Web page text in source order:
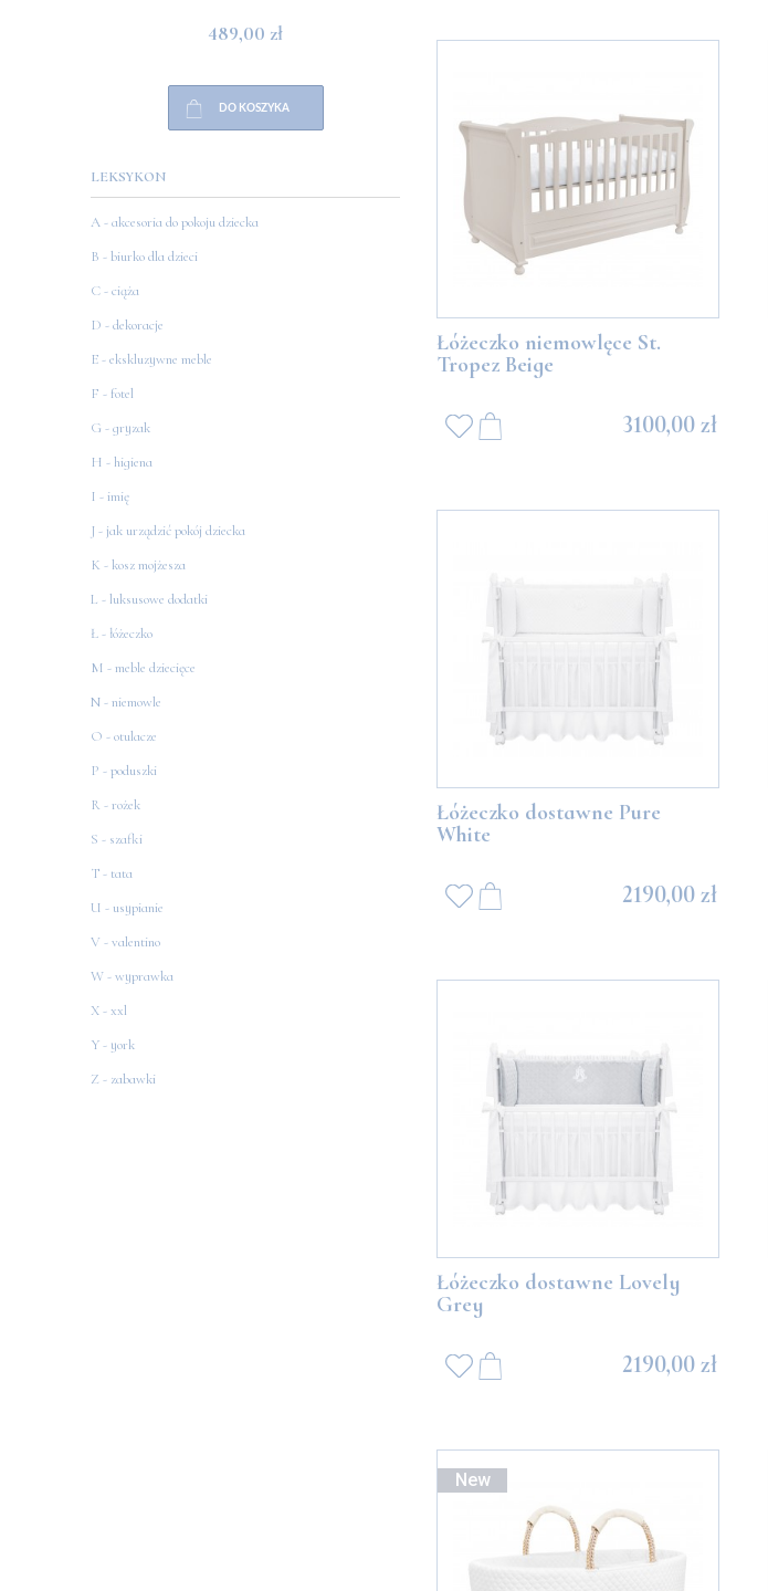
489,00 zł
DO KOSZYKA
489,00 zł
LEKSYKON
A - akcesoria do pokoju dziecka
B - biurko dla dzieci
C - ciąża
D - dekoracje
E - ekskluzywne meble
F - fotel
G - gryzak
H - higiena
I - imię
J - jak urządzić pokój dziecka
K - kosz mojżesza
L - luksusowe dodatki
Ł - łóżeczko
M - meble dziecięce
N - niemowle
O - otulacze
P - poduszki
R - rożek
S - szafki
T - tata
U - usypianie
V - valentino
W - wyprawka
X - xxl
Y - york
Z - zabawki
Łóżeczko niemowlęce St.
Tropez Beige
3100,00 zł
Łóżeczko dostawne Pure
White
2190,00 zł
Łóżeczko dostawne Lovely
Grey
2190,00 zł
New